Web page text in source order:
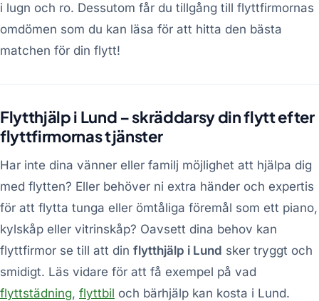
i lugn och ro. Dessutom får du tillgång till flyttfirmornas
omdömen som du kan läsa för att hitta den bästa
matchen för din flytt!
Flytthjälp i Lund – skräddarsy din flytt efter
flyttfirmornas tjänster
Har inte dina vänner eller familj möjlighet att hjälpa dig
med flytten? Eller behöver ni extra händer och expertis
för att flytta tunga eller ömtåliga föremål som ett piano,
kylskåp eller vitrinskåp? Oavsett dina behov kan
flyttfirmor se till att din flytthjälp i Lund sker tryggt och
smidigt. Läs vidare för att få exempel på vad
flyttstädning, flyttbil och bärhjälp kan kosta i Lund.